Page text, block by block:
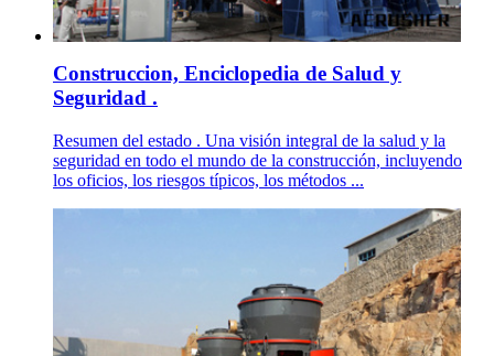
Construccion, Enciclopedia de Salud y
Seguridad .
Resumen del estado . Una visión integral de la salud y la
seguridad en todo el mundo de la construcción, incluyendo
los oficios, los riesgos típicos, los métodos ...